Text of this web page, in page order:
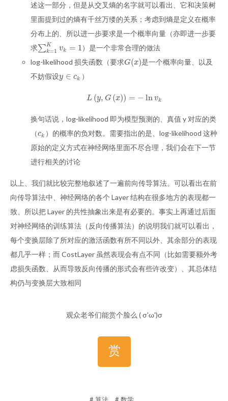
述这一部分，但是从交叉熵的名字就可以看出、它和决策树
里面提到过的熵有千丝万缕的关系；考虑到熵是定义在概率
分布上的、所以进一步要求是一个概率向量（亦即进一步要
求∑K
k=1 vk = 1
∑ k=1 Kvk =1
）是一个非常合理的做法
log-likelihood 损失函数（要求G(x)
G(x) 是一个概率向量、以及
不妨假设y ∈ ck
y∈c k ）
L (y, G (x)) = − lnvk
L (y,G(x)) =−lnv k
换句话说，log-likelihood 即为模型预测的、真值 y 对应的类
（ck
ck ）的概率的负对数。需要指出的是、log-likelihood 这种
原始的定义方式在神经网络里面不尽合理，我们会在下一节
进行相关的讨论
以上、我们就比较完整地叙述了一遍前向传导算法。可以看出在前
向传导算法中、神经网络的各个 Layer 结构在很多地方的表现都一
致、所以把 Layer 的共性抽象出来是有必要的。事实上再通过后面
对神经网络的训练算法（反向传播算法）的说明我们就可以看出，
每个变换层除了所对应的激活函数有所不同以外、其余部分的表现
都几乎一样；而 CostLayer 虽然表现会有点不同（比如需要额外考
虑损失函数、从而导致反向传播的形式会有些许改变）、其总体结
构仍与变换层大致相同
观众老爷们能赏个脸么 ( σ'ω')σ
赏